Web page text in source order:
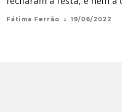
Fátima Ferrão 19/06/2022